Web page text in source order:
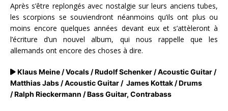
Après s’être replongés avec nostalgie sur leurs anciens tubes,
les scorpions se souviendront néanmoins qu’ils ont plus ou
moins encore quelques années devant eux et s’attèleront à
l’écriture d’un nouvel album, qui nous rappelle que les
allemands ont encore des choses à dire.
Klaus Meine / Vocals /Rudolf Schenker / Acoustic Guitar /
Matthias Jabs / Acoustic Guitar / James Kottak / Drums
/ Ralph Rieckermann / Bass Guitar, Contrabass